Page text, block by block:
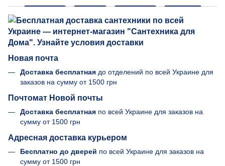
Новая почта
Доставка бесплатная до отделений по всей Украине для
заказов на сумму от 1500 грн
Почтомат Новой почты
Доставка бесплатная по всей Украине для заказов на
сумму от 1500 грн
Адресная доставка курьером
Бесплатно до дверей по всей Украине для заказов на
сумму от 1500 грн